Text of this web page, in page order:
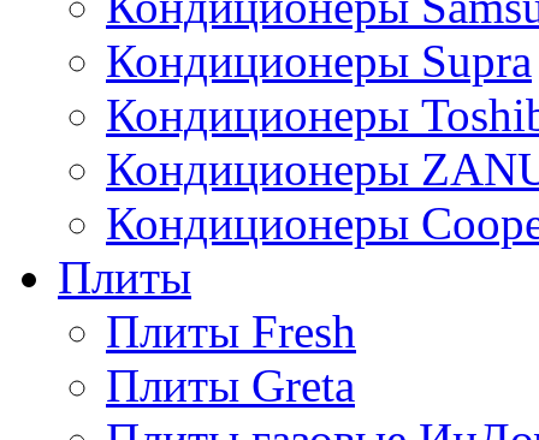
Кондиционеры Supra
Кондиционеры
Кондиционеры
Кондиционеры
Плиты
Плиты Fresh
Плиты Greta